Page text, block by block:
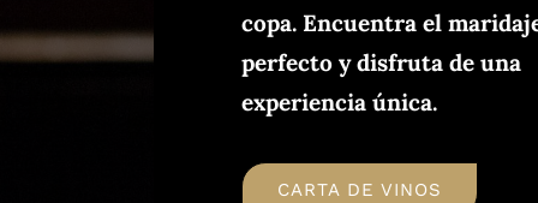
copa. Encuentra el
perfecto y disfruta de una
experiencia única.
CARTA DE VINOS